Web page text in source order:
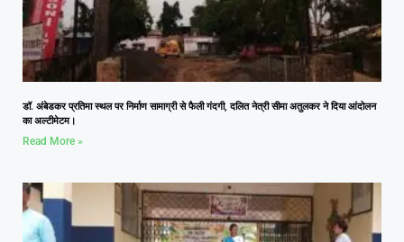
डॉ. अंबेडकर प्रतिमा स्थल पर निर्माण सामाग्री से फैली गंदगी, दलित नेत्री सीमा अतुलकर ने दिया आंदोलन
का अल्टीमेटम।
Read More »